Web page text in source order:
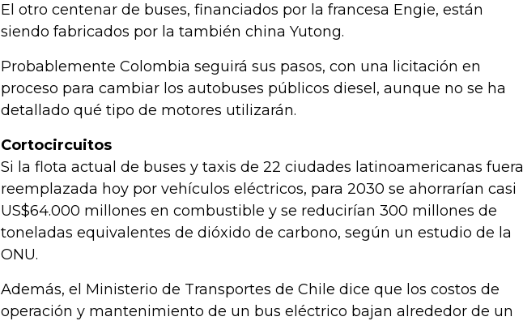
El otro centenar de buses, financiados por la francesa Engie, están
siendo fabricados por la también china Yutong.
Probablemente Colombia seguirá sus pasos, con una licitación en
proceso para cambiar los autobuses públicos diesel, aunque no se ha
detallado qué tipo de motores utilizarán.
Cortocircuitos
Si la flota actual de buses y taxis de 22 ciudades latinoamericanas fuera
reemplazada hoy por vehículos eléctricos, para 2030 se ahorrarían casi
US$64.000 millones en combustible y se reducirían 300 millones de
toneladas equivalentes de dióxido de carbono, según un estudio de la
ONU.
Además, el Ministerio de Transportes de Chile dice que los costos de
operación y mantenimiento de un bus eléctrico bajan alrededor de un